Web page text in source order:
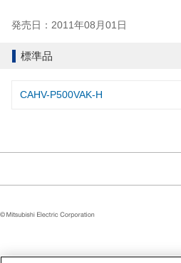
発売日：2011年08月01日
標準品
CAHV-P500VAK-H